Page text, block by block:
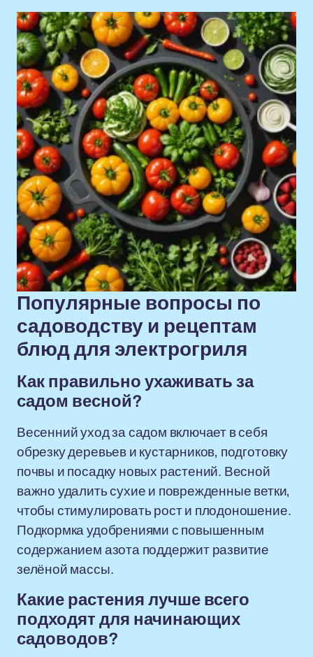
Популярные вопросы по
садоводству и рецептам
блюд для электрогриля
Как правильно ухаживать за
садом весной?
Весенний уход за садом включает в себя
обрезку деревьев и кустарников, подготовку
почвы и посадку новых растений. Весной
важно удалить сухие и поврежденные ветки,
чтобы стимулировать рост и плодоношение.
Подкормка удобрениями с повышенным
содержанием азота поддержит развитие
зелёной массы.
Какие растения лучше всего
подходят для начинающих
садоводов?